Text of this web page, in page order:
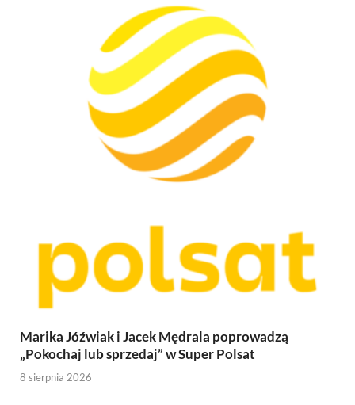
Marika Jóźwiak i Jacek Mędrala poprowadzą
„Pokochaj lub sprzedaj” w Super Polsat
8 sierpnia 2026